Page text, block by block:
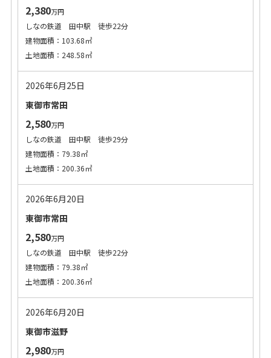
2,380万円
しなの鉄道 田中駅 徒歩22分
建物面積：103.68㎡
土地面積：248.58㎡
2026年6月25日
東御市常田
2,580万円
しなの鉄道 田中駅 徒歩29分
建物面積：79.38㎡
土地面積：200.36㎡
2026年6月20日
東御市常田
2,580万円
しなの鉄道 田中駅 徒歩22分
建物面積：79.38㎡
土地面積：200.36㎡
2026年6月20日
東御市滋野
2,980万円